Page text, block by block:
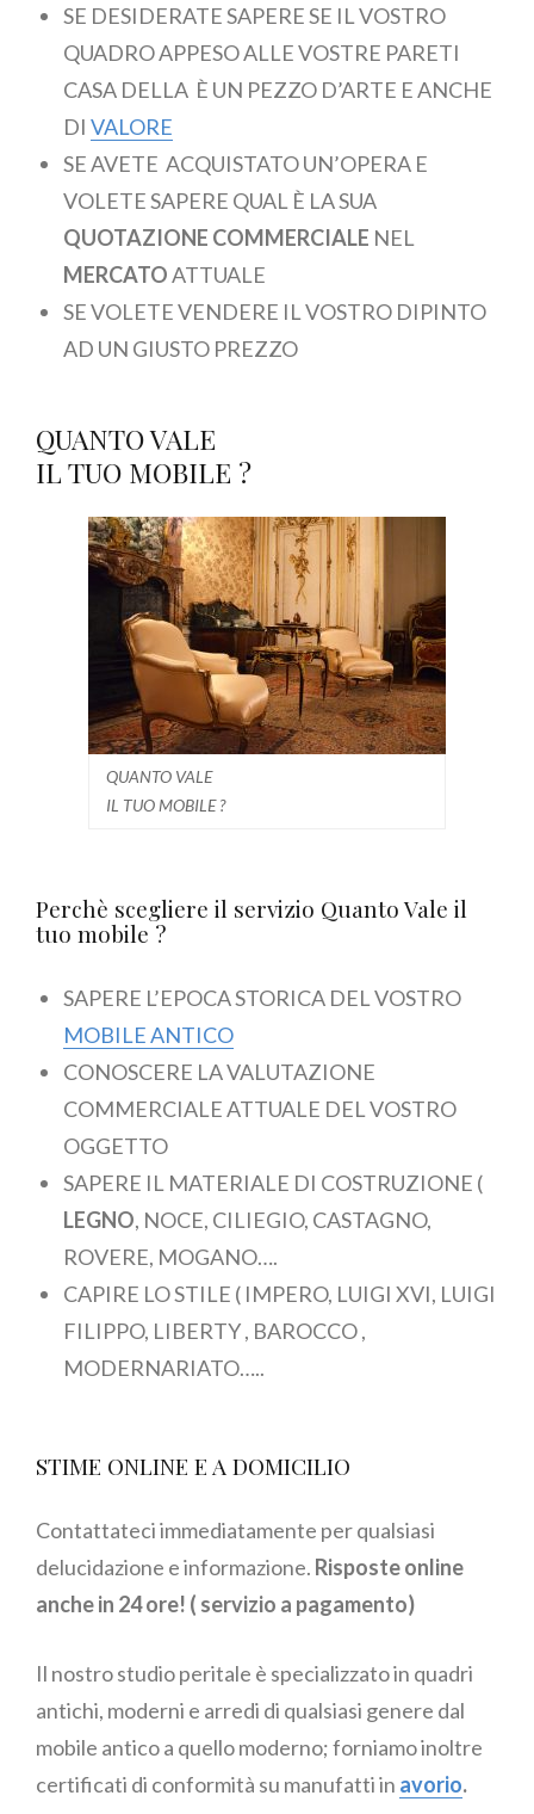
SE DESIDERATE SAPERE SE IL VOSTRO
QUADRO APPESO ALLE VOSTRE PARETI
CASA DELLA È UN PEZZO D’ARTE E ANCHE
DI VALORE
SE AVETE ACQUISTATO UN’OPERA E
VOLETE SAPERE QUAL È LA SUA
QUOTAZIONE COMMERCIALE NEL
MERCATOATTUALE
SE VOLETE VENDERE IL VOSTRO DIPINTO
AD UN GIUSTO PREZZO
QUANTO VALE
IL TUO MOBILE ?
QUANTO VALE
IL TUO MOBILE ?
Perchè scegliere il servizio Quanto Vale il
tuo mobile ?
SAPERE L’EPOCA STORICA DEL VOSTRO
MOBILE ANTICO
CONOSCERE LA VALUTAZIONE
COMMERCIALE ATTUALE DEL VOSTRO
OGGETTO
SAPERE IL MATERIALE DI COSTRUZIONE (
LEGNO, NOCE, CILIEGIO, CASTAGNO,
ROVERE, MOGANO….
CAPIRE LO STILE ( IMPERO, LUIGI XVI, LUIGI
FILIPPO, LIBERTY , BAROCCO ,
MODERNARIATO…..
STIME ONLINE E A DOMICILIO
Contattateci immediatamente per qualsiasi
delucidazione e informazione. Risposte online
anche in 24 ore! ( servizio a pagamento)
Il nostro studio peritale è specializzato in quadri
antichi, moderni e arredi di qualsiasi genere dal
mobile antico a quello moderno; forniamo inoltre
certificati di conformità su manufatti in avorio.